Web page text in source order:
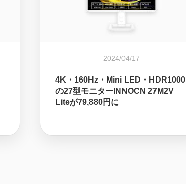
2024/04/17
4K・160Hz・Mini LED・HDR1000
の27型モニターINNOCN 27M2V
Liteが79,880円に